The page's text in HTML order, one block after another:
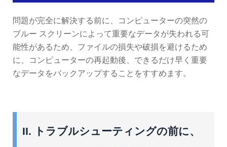
問題が完全に解決する前に、コンピューターの突然の
ブルー スクリーンによって重要なデータが失われる可
能性があるため、ファイルの損失や破損を避けるため
に、コンピューターの再起動後、できるだけ早く重要
なデータをバックアップすることをすすめます。
II. トラブルシューティングの前に、